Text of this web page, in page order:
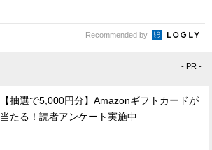
Recommended by
- PR -
【抽選で5,000円分】Amazonギフトカードが
当たる！読者アンケート実施中